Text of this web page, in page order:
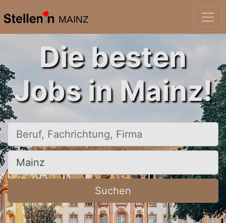
MAINZ
Die besten
Jobs in Mainz!
Beruf, Fachrichtung, Firma
Ort, Stadt
Suchen